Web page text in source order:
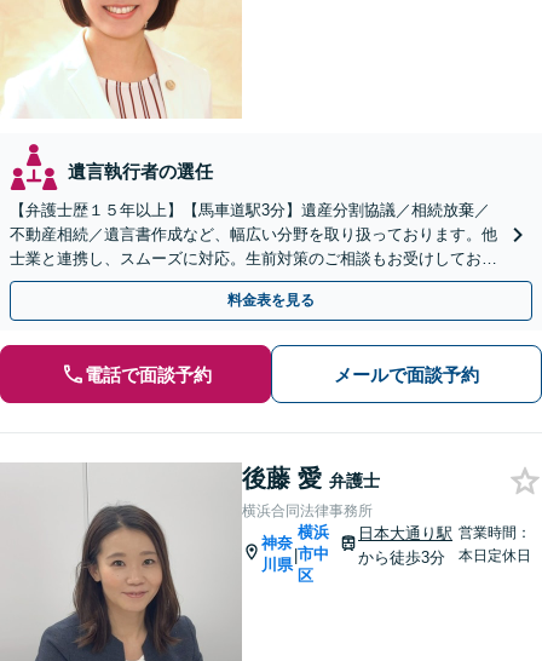
遺言執行者の選任
【弁護士歴１５年以上】【馬車道駅3分】遺産分割協議／相続放棄／
不動産相続／遺言書作成など、幅広い分野を取り扱っております。他
士業と連携し、スムーズに対応。生前対策のご相談もお受けしており
ます。【Web相談可】
料金表を見る
電話で面談予約 メールで面談予約
後藤 愛 弁護士
横浜合同法律事務所
神奈
川県
|
横浜
市中
区
日本大通り駅
から徒歩3分
営業時間：
本日定休日